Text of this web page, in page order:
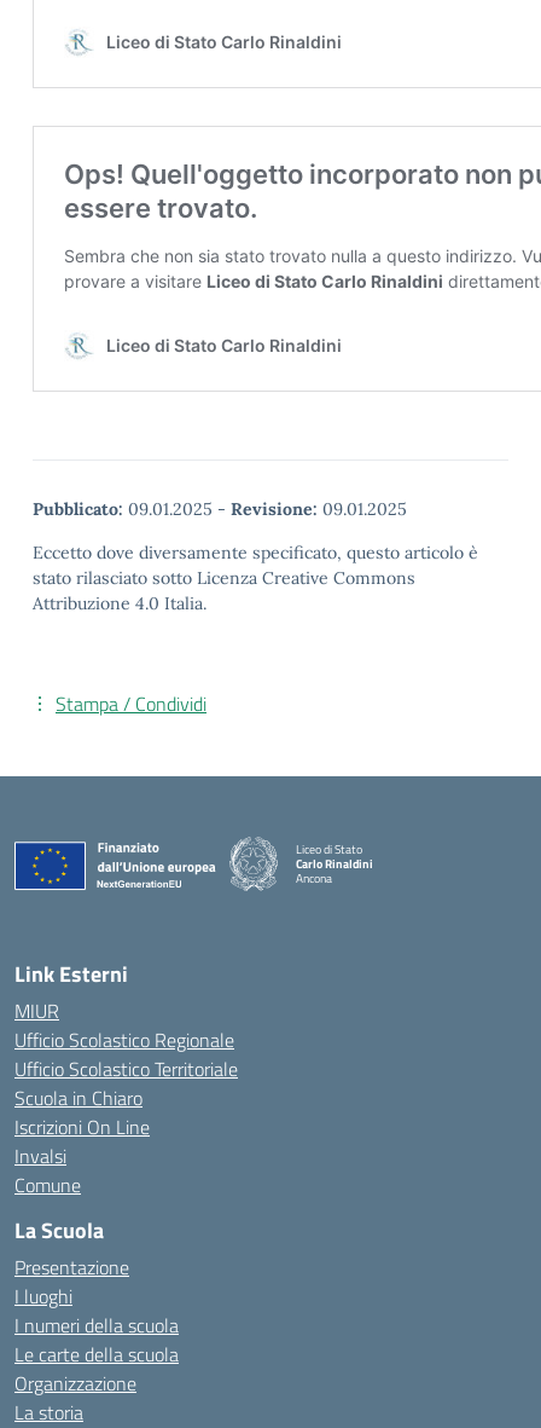
Pubblicato: 09.01.2025 - Revisione: 09.01.2025
Eccetto dove diversamente specificato, questo articolo è
stato rilasciato sotto Licenza Creative Commons
Attribuzione 4.0 Italia.
Stampa / Condividi
Liceo di Stato
Carlo Rinaldini
Ancona
Link Esterni
MIUR
Ufficio Scolastico Regionale
Ufficio Scolastico Territoriale
Scuola in Chiaro
Iscrizioni On Line
Invalsi
Comune
La Scuola
Presentazione
I luoghi
I numeri della scuola
Le carte della scuola
Organizzazione
La storia